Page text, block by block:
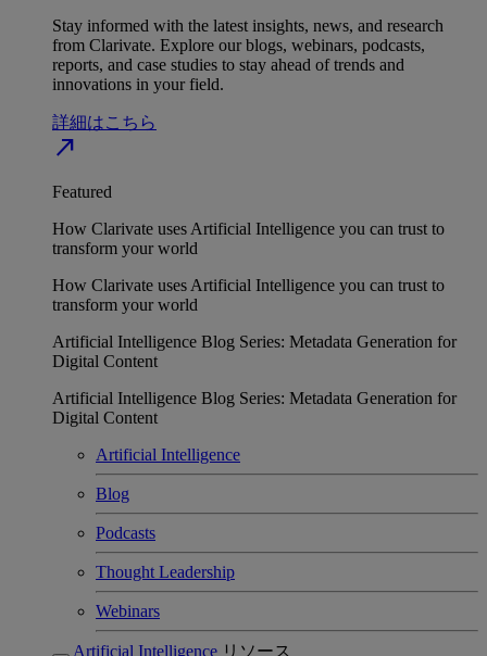
Stay informed with the latest insights, news, and research
from Clarivate. Explore our blogs, webinars, podcasts,
reports, and case studies to stay ahead of trends and
innovations in your field.
詳細はこちら
north_east
Featured
How Clarivate uses Artificial Intelligence you can trust to
transform your world
How Clarivate uses Artificial Intelligence you can trust to
transform your world
Artificial Intelligence Blog Series: Metadata Generation for
Digital Content
Artificial Intelligence Blog Series: Metadata Generation for
Digital Content
Artificial Intelligence
Blog
Podcasts
Thought Leadership
Webinars
Artificial Intelligence リソース